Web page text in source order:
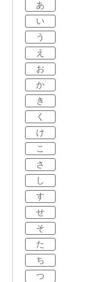
あ
い
う
え
お
か
き
く
け
こ
さ
し
す
せ
そ
た
ち
つ